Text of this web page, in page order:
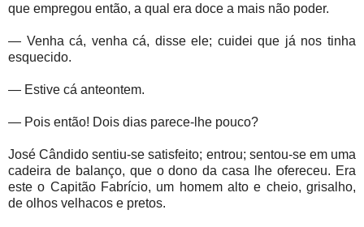
que empregou então, a qual era doce a mais não poder.
— Venha cá, venha cá, disse ele; cuidei que já nos tinha
esquecido.
— Estive cá anteontem.
— Pois então! Dois dias parece-lhe pouco?
José Cândido sentiu-se satisfeito; entrou; sentou-se em uma
cadeira de balanço, que o dono da casa lhe ofereceu. Era
este o Capitão Fabrício, um homem alto e cheio, grisalho,
de olhos velhacos e pretos.